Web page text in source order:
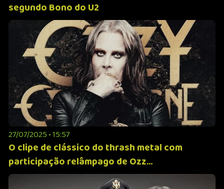
segundo Bono do U2
27/07/2025 • 15:57
O clipe de clássico do thrash metal com
participação relâmpago de Ozz...